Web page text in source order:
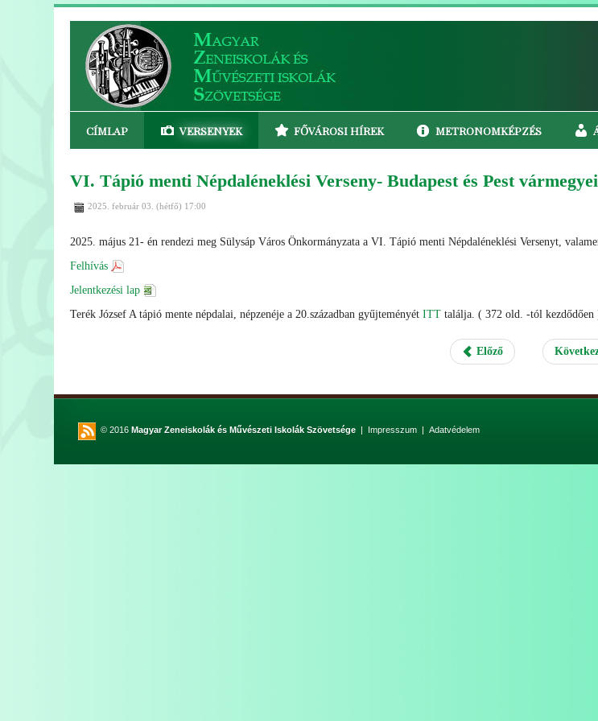
CÍMLAP VERSENYEK FŐVÁROSI HÍREK METRONOMKÉPZÉS
VI. Tápió menti Népdaléneklési Verseny- Budapest és Pest
2025. február 03. (hétfő) 17:00
2025. május 21- én rendezi meg Sülysáp Város Önkormányzata a VI. Tápió menti Népdaléneklési Versenyt,
Felhívás
Jelentkezési lap
Terék József A tápió mente népdalai, népzenéje a 20.században gyűjteményét ITT találja. ( 372 old. -tól kezdődően
Előző
© 2016 Magyar Zeneiskolák és Művészeti Iskolák Szövetsége | Impresszum | Adatvédelem